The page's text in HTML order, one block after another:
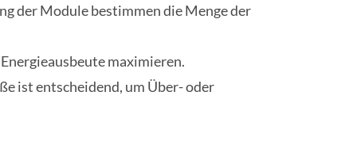
der Module bestimmen die Menge der
maximieren.
ist entscheidend, um Über- oder